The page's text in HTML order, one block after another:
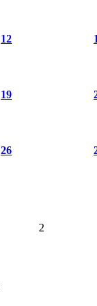
12
19
26
2